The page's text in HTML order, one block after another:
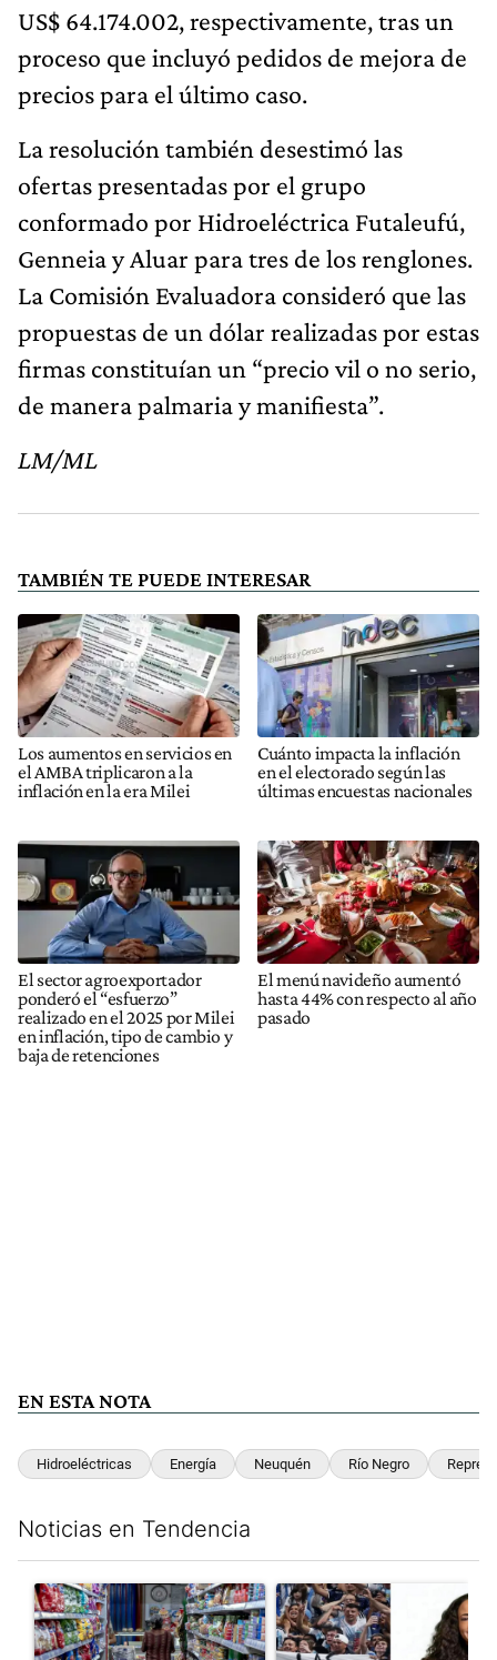
US$ 64.174.002, respectivamente, tras un
proceso que incluyó pedidos de mejora de
precios para el último caso.
La resolución también desestimó las
ofertas presentadas por el grupo
conformado por Hidroeléctrica Futaleufú,
Genneia y Aluar para tres de los renglones.
La Comisión Evaluadora consideró que las
propuestas de un dólar realizadas por estas
firmas constituían un “precio vil o no serio,
de manera palmaria y manifiesta”.
LM/ML
TAMBIÉN TE PUEDE INTERESAR
Los aumentos en servicios en
el AMBA triplicaron a la
inflación en la era Milei
Cuánto impacta la inflación
en el electorado según las
últimas encuestas nacionales
El sector agroexportador
ponderó el “esfuerzo”
realizado en el 2025 por Milei
en inflación, tipo de cambio y
baja de retenciones
El menú navideño aumentó
hasta 44% con respecto al año
pasado
EN ESTA NOTA
Hidroeléctricas Energía Neuquén Río Negro
Noticias en Tendencia
Un artículo de tendencia con el título "La inflación en CABA
Un artículo de tendencia con